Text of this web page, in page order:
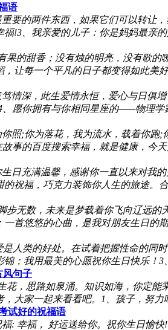
语
要的两件东西，如果它们可以转让
!3、我亲爱的儿子：你是妈妈最亲
果的甜香；没有烛的明亮，没有歌
让每一个平凡的日子都变得如此
情深，此生爱情永恒，爱心与日俱
愿你拥有与你相同星座的——物理
照;你为落花，我为流水，载着你跑
事的百度搜索幸福，就是健康，今
日充满温馨，感谢你一直以来对我
祝福，巧克力装饰你人生的旅途
步无数，未来是梦载着你飞向辽远
首悠悠的心曲，是我对朋友生日
是人类的好处。在试着把握性命的同
；我用最美的心愿祝你生日快乐
风句子
花，思路如泉涌。知识如海，你定
大家一起来看看吧。1、孩子，努
试好的祝福语
: 幸福， 好运送给你。祝你生日愉